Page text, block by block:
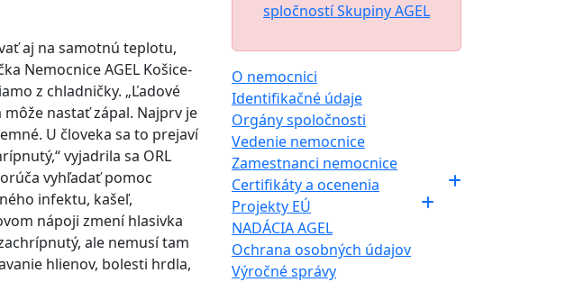
aj na samotnú teplotu,
Nemocnice AGEL Košice-
z chladničky. „Ľadové
nastať zápal. Najprv je
U človeka sa to prejaví
vyjadrila sa ORL
vyhľadať pomoc
infektu, kašeľ,
nápoji zmení hlasivka
ale nemusí tam
hlienov, bolesti hrdla,
spločností Skupiny AGEL
O nemocnici
Identifikačné údaje
Orgány spoločnosti
Vedenie nemocnice
Zamestnanci nemocnice
Certifikáty a ocenenia
Projekty EÚ
NADÁCIA AGEL
Ochrana osobných údajov
Výročné správy